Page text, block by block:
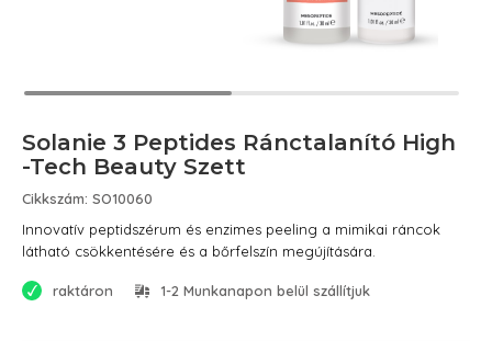
Solanie 3 Peptides Ránctalanító High
-Tech Beauty Szett
Cikkszám: SO10060
Innovatív peptidszérum és enzimes peeling a mimikai ráncok
látható csökkentésére és a bőrfelszín megújítására.
raktáron 1-2 Munkanapon belül szállítjuk